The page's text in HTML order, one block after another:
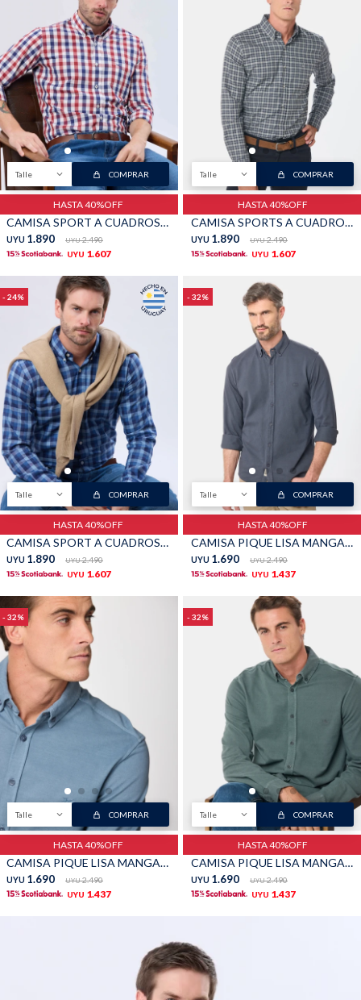
Talle COMPRAR
HASTA 40%OFF
CAMISA SPORT A CUADROS - Rojo
UYU 1.890 UYU 2.490
UYU 1.607
Talle COMPRAR
HASTA 40%OFF
CAMISA SPORTS A CUADROS - Gris
UYU 1.890 UYU 2.490
UYU 1.607
24
Talle COMPRAR
HASTA 40%OFF
CAMISA SPORT A CUADROS - Azul
UYU 1.890 UYU 2.490
UYU 1.607
32
Talle COMPRAR
HASTA 40%OFF
CAMISA PIQUE LISA MANGA LARGA - Azul
UYU 1.690 UYU 2.490
UYU 1.437
32
Talle COMPRAR
HASTA 40%OFF
CAMISA PIQUE LISA MANGA LARGA - Piedra
UYU 1.690 UYU 2.490
UYU 1.437
32
Talle COMPRAR
HASTA 40%OFF
CAMISA PIQUE LISA MANGA LARGA - Verde
UYU 1.690 UYU 2.490
UYU 1.437